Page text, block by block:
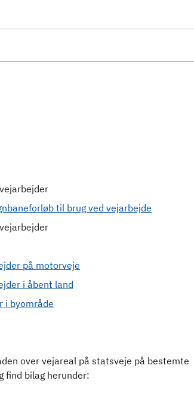
til brug ved vejarbejde
på motorveje
i åbent land
i byområde
over vejareal på statsveje på bestemte
find bilag herunder: